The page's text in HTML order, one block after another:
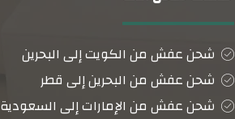
شحن عفش من الكويت إلى البحرين
شحن عفش من البحرين إلى قطر
شحن عفش من الإمارات إلى السعودية